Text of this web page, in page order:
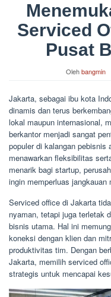
Serviced
Pusat
Olehbangmin
Jakarta, sebagai ibu kota
dinamis dan terus
lokal maupun internasional,
berkantor menjadi sangat
populer di kalangan
menawarkan fleksibilitas
menarik bagi startup,
ingin memperluas jangkauan
Serviced office di Jakarta
nyaman, tetapi juga terletak
bisnis utama. Hal ini
koneksi dengan klien dan
produktivitas tim. Dengan
Jakarta, memilih serviced
strategis untuk mencapai